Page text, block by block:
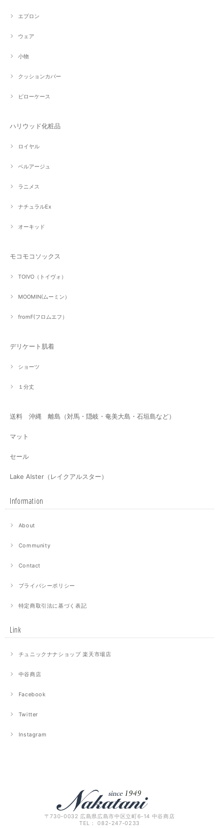
エプロン
ウェア
小物
クッションカバー
ピローケース
ハリウッド化粧品
ロイヤル
ベルアージュ
ラニメス
ナチュラルEx
オーキッド
モコモコソックス
TOIVO（トイヴォ）
MOOMIN(ムーミン）
fromF(フロムエフ）
デリケート肌着
ショーツ
１分丈
送料 沖縄 離島（対馬・隠岐・奄美大島・石垣島など）
マット
セール
Lake Alster（レイクアルスター）
Information
About
Community
Contact
プライバシーポリシー
特定商取引法に基づく表記
Link
チュニックナナショップ 楽天市場店
中谷商店
Facebook
Twitter
Instagram
〒730-0032 広島県広島市中区立町6-14 中谷商店
TEL： 082-247-0233